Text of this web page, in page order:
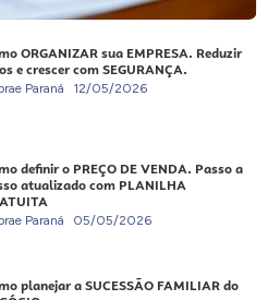
ORGANIZAR sua EMPRESA. Reduzir
e crescer com SEGURANÇA.
Paraná 12/05/2026
definir o PREÇO DE VENDA. Passo a
atualizado com PLANILHA
Paraná 05/05/2026
planejar a SUCESSÃO FAMILIAR do